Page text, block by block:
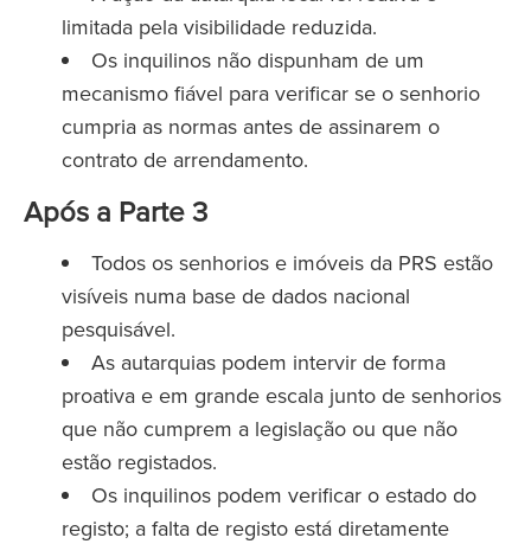
limitada pela visibilidade reduzida.
Os inquilinos não dispunham de um
mecanismo fiável para verificar se o senhorio
cumpria as normas antes de assinarem o
contrato de arrendamento.
Após a Parte 3
Todos os senhorios e imóveis da PRS estão
visíveis numa base de dados nacional
pesquisável.
As autarquias podem intervir de forma
proativa e em grande escala junto de senhorios
que não cumprem a legislação ou que não
estão registados.
Os inquilinos podem verificar o estado do
registo; a falta de registo está diretamente